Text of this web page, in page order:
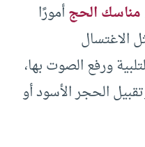
مناسك الحجأمورًا
الاغتسال
ورفع الصوت بها،
الحجر الأسود أو